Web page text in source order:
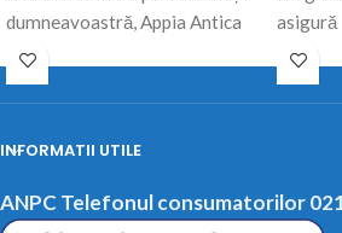
dumneavoastră, Appia Antica
este pavajul potrivit.
asigură
INFORMATII UTILE
ANPC Telefonul consumatorilor